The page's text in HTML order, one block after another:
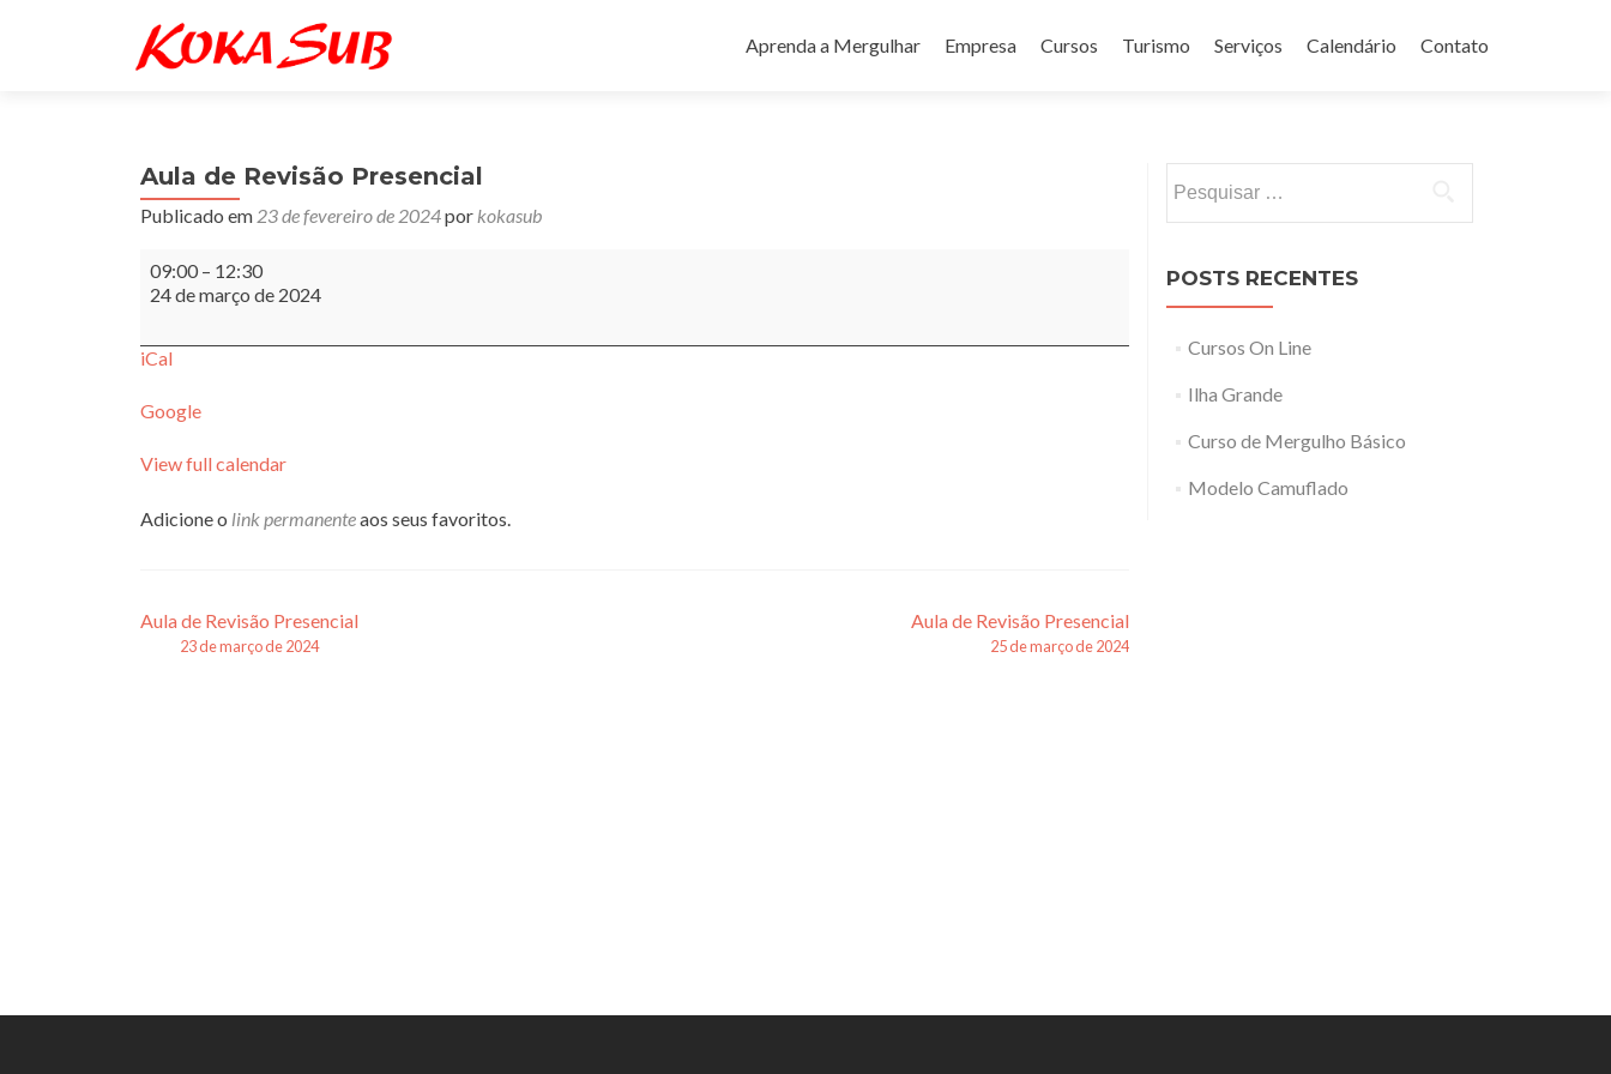
para
Aprenda a Mergulhar Empresa Cursos Turismo Serviços Calendário Contato
Aula de Revisão Presencial
Publicado em 23 de fevereiro de 2024por kokasub
Aula
de
Revisão
09:00 – 12:30
24 de março de 2024
iCal
Google
View full calendar
Adicione o link permanenteaos seus favoritos.
Navegação
Aula de Revisão Presencial
23 de março de 2024
Aula de Revisão Presencial
25 de março de 2024
por:
POSTS RECENTES
Cursos On Line
Ilha Grande
Curso de Mergulho Básico
Modelo Camuflado